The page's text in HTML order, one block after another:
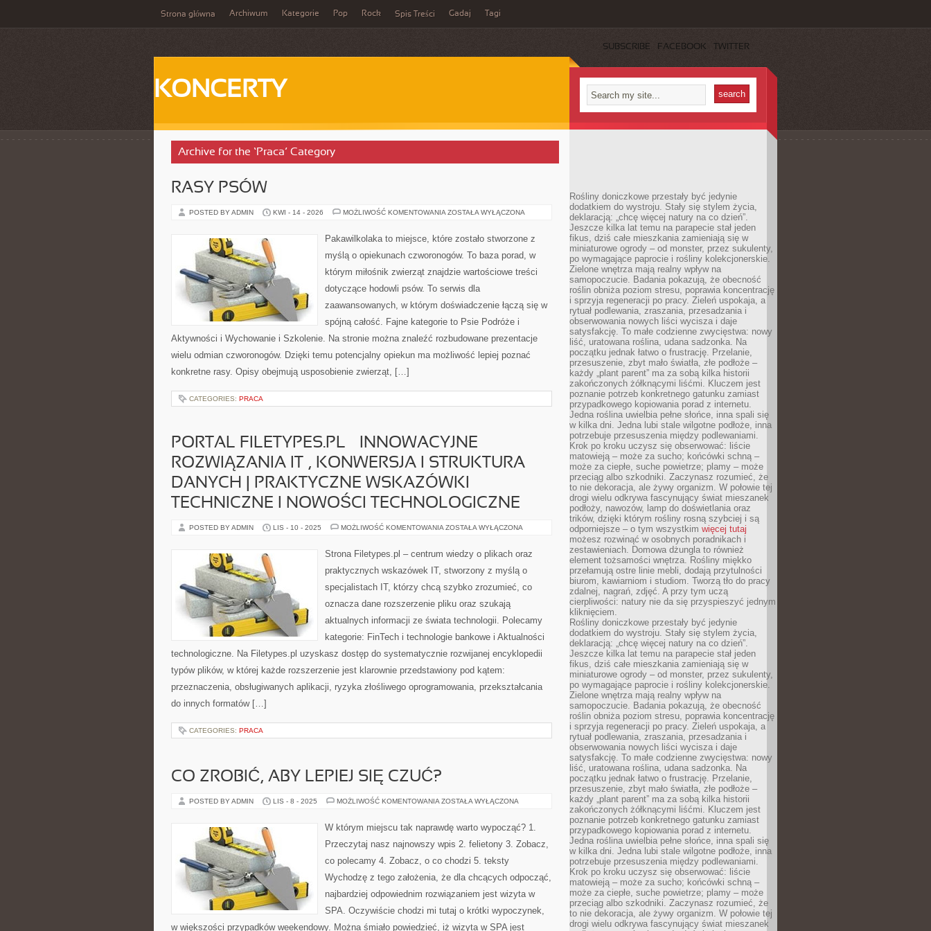
Strona główna Archiwum Kategorie Pop Rock Spis Treści Gadaj Tagi
SUBSCRIBE FACEBOOK TWITTER
KONCERTY
Archive for the ‘Praca’ Category
RASY PSÓW
POSTED BY ADMIN KWI - 14 - 2026 MOŻLIWOŚĆ KOMENTOWANIA RASY
ZOSTAŁA WYŁĄCZONA
Pakawilkolaka to miejsce, które zostało stworzone z
myślą o opiekunach czworonogów. To baza porad, w
którym miłośnik zwierząt znajdzie wartościowe treści
dotyczące hodowli psów. To serwis dla
zaawansowanych, w którym doświadczenie łączą się w
spójną całość. Fajne kategorie to Psie Podróże i
Aktywności i Wychowanie i Szkolenie. Na stronie można znaleźć rozbudowane prezentacje
wielu odmian czworonogów. Dzięki temu potencjalny opiekun ma możliwość lepiej poznać
konkretne rasy. Opisy obejmują usposobienie zwierząt, […]
CATEGORIES: PRACA
PORTAL FILETYPES.PL – INNOWACYJNE
ROZWIĄZANIA IT , KONWERSJA I STRUKTURA
DANYCH | PRAKTYCZNE WSKAZÓWKI
TECHNICZNE I NOWOŚCI TECHNOLOGICZNE
POSTED BY ADMIN LIS - 10 - 2025 MOŻLIWOŚĆ KOMENTOWANIA PORTAL
INNOWACYJNE
ROZWIĄZANIA
,
I
DANYCH
PRAKTYCZNE
WSKAZÓWKI
TECHNICZNE
I
NOWOŚCI
TECHNOLOGICZNE
ZOSTAŁA WYŁĄCZONA
Strona Filetypes.pl – centrum wiedzy o plikach oraz
praktycznych wskazówek IT, stworzony z myślą o
specjalistach IT, którzy chcą szybko zrozumieć, co
oznacza dane rozszerzenie pliku oraz szukają
aktualnych informacji ze świata technologii. Polecamy
kategorie: FinTech i technologie bankowe i Aktualności
technologiczne. Na Filetypes.pl uzyskasz dostęp do systematycznie rozwijanej encyklopedii
typów plików, w której każde rozszerzenie jest klarownie przedstawiony pod kątem:
przeznaczenia, obsługiwanych aplikacji, ryzyka złośliwego oprogramowania, przekształcania
do innych formatów […]
CATEGORIES: PRACA
CO ZROBIĆ, ABY LEPIEJ SIĘ CZUĆ?
POSTED BY ADMIN LIS - 8 - 2025 MOŻLIWOŚĆ KOMENTOWANIA CO
LEPIEJ
SIĘ
ZOSTAŁA WYŁĄCZONA
W którym miejscu tak naprawdę warto wypocząć? 1.
Przeczytaj nasz najnowszy wpis 2. felietony 3. Zobacz,
co polecamy 4. Zobacz, o co chodzi 5. teksty
Wychodzę z tego założenia, że dla chcących odpocząć,
najbardziej odpowiednim rozwiązaniem jest wizyta w
SPA. Oczywiście chodzi mi tutaj o krótki wypoczynek,
w większości przypadków weekendowy. Można śmiało powiedzieć, iż wizyta w SPA jest
Rośliny doniczkowe przestały być jedynie
dodatkiem do wystroju. Stały się stylem życia,
deklaracją: „chcę więcej natury na co dzień”.
Jeszcze kilka lat temu na parapecie stał jeden
fikus, dziś całe mieszkania zamieniają się w
miniaturowe ogrody – od monster, przez sukulenty,
po wymagające paprocie i rośliny kolekcjonerskie.
Zielone wnętrza mają realny wpływ na
samopoczucie. Badania pokazują, że obecność
roślin obniża poziom stresu, poprawia koncentrację
i sprzyja regeneracji po pracy. Zieleń uspokaja, a
rytuał podlewania, zraszania, przesadzania i
obserwowania nowych liści wycisza i daje
satysfakcję. To małe codzienne zwycięstwa: nowy
liść, uratowana roślina, udana sadzonka. Na
początku jednak łatwo o frustrację. Przelanie,
przesuszenie, zbyt mało światła, złe podłoże –
każdy „plant parent” ma za sobą kilka historii
zakończonych żółknącymi liśćmi. Kluczem jest
poznanie potrzeb konkretnego gatunku zamiast
przypadkowego kopiowania porad z internetu.
Jedna roślina uwielbia pełne słońce, inna spali się
w kilka dni. Jedna lubi stale wilgotne podłoże, inna
potrzebuje przesuszenia między podlewaniami.
Krok po kroku uczysz się obserwować: liście
matowieją – może za sucho; końcówki schną –
może za ciepłe, suche powietrze; plamy – może
przeciąg albo szkodniki. Zaczynasz rozumieć, że
to nie dekoracja, ale żywy organizm. W połowie tej
drogi wielu odkrywa fascynujący świat mieszanek
podłoży, nawozów, lamp do doświetlania oraz
trików, dzięki którym rośliny rosną szybciej i są
odporniejsze – o tym wszystkim więcej tutaj
możesz rozwinąć w osobnych poradnikach i
zestawieniach. Domowa dżungla to również
element tożsamości wnętrza. Rośliny miękko
przełamują ostre linie mebli, dodają przytulności
biurom, kawiarniom i studiom. Tworzą tło do pracy
zdalnej, nagrań, zdjęć. A przy tym uczą
cierpliwości: natury nie da się przyspieszyć jednym
kliknięciem.
Rośliny doniczkowe przestały być jedynie
dodatkiem do wystroju. Stały się stylem życia,
deklaracją: „chcę więcej natury na co dzień”.
Jeszcze kilka lat temu na parapecie stał jeden
fikus, dziś całe mieszkania zamieniają się w
miniaturowe ogrody – od monster, przez sukulenty,
po wymagające paprocie i rośliny kolekcjonerskie.
Zielone wnętrza mają realny wpływ na
samopoczucie. Badania pokazują, że obecność
roślin obniża poziom stresu, poprawia koncentrację
i sprzyja regeneracji po pracy. Zieleń uspokaja, a
rytuał podlewania, zraszania, przesadzania i
obserwowania nowych liści wycisza i daje
satysfakcję. To małe codzienne zwycięstwa: nowy
liść, uratowana roślina, udana sadzonka. Na
początku jednak łatwo o frustrację. Przelanie,
przesuszenie, zbyt mało światła, złe podłoże –
każdy „plant parent” ma za sobą kilka historii
zakończonych żółknącymi liśćmi. Kluczem jest
poznanie potrzeb konkretnego gatunku zamiast
przypadkowego kopiowania porad z internetu.
Jedna roślina uwielbia pełne słońce, inna spali się
w kilka dni. Jedna lubi stale wilgotne podłoże, inna
potrzebuje przesuszenia między podlewaniami.
Krok po kroku uczysz się obserwować: liście
matowieją – może za sucho; końcówki schną –
może za ciepłe, suche powietrze; plamy – może
przeciąg albo szkodniki. Zaczynasz rozumieć, że
to nie dekoracja, ale żywy organizm. W połowie tej
drogi wielu odkrywa fascynujący świat mieszanek